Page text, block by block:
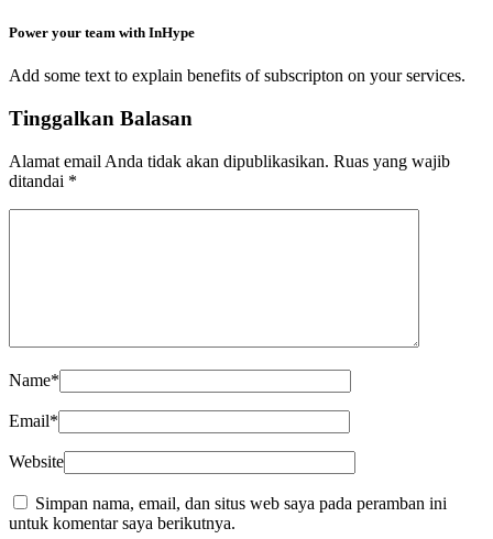
Power your team with InHype
Add some text to explain benefits of subscripton on your services.
Tinggalkan Balasan
Alamat email Anda tidak akan dipublikasikan. Ruas yang wajib
ditandai *
Name*
Email*
Website
Simpan nama, email, dan situs web saya pada peramban ini
untuk komentar saya berikutnya.